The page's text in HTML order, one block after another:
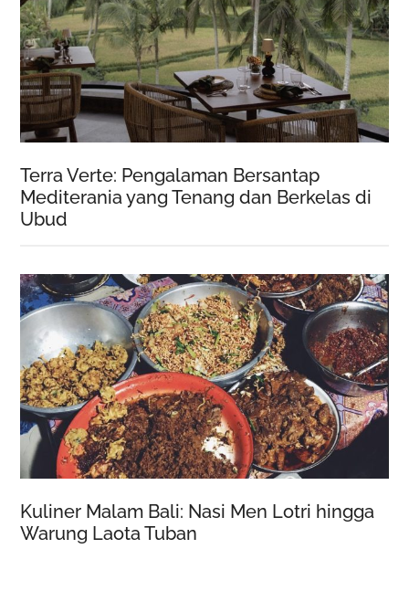
Terra Verte: Pengalaman Bersantap
Mediterania yang Tenang dan Berkelas di
Ubud
Kuliner Malam Bali: Nasi Men Lotri hingga
Warung Laota Tuban